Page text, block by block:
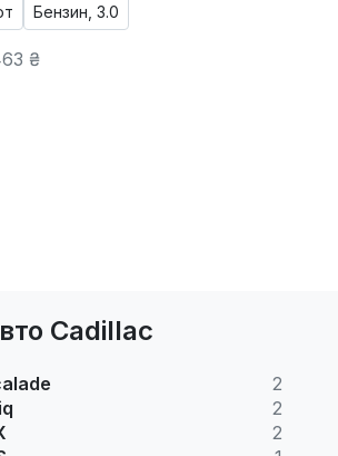
Бензин, 3.0
₴
Cadillac
2
2
2